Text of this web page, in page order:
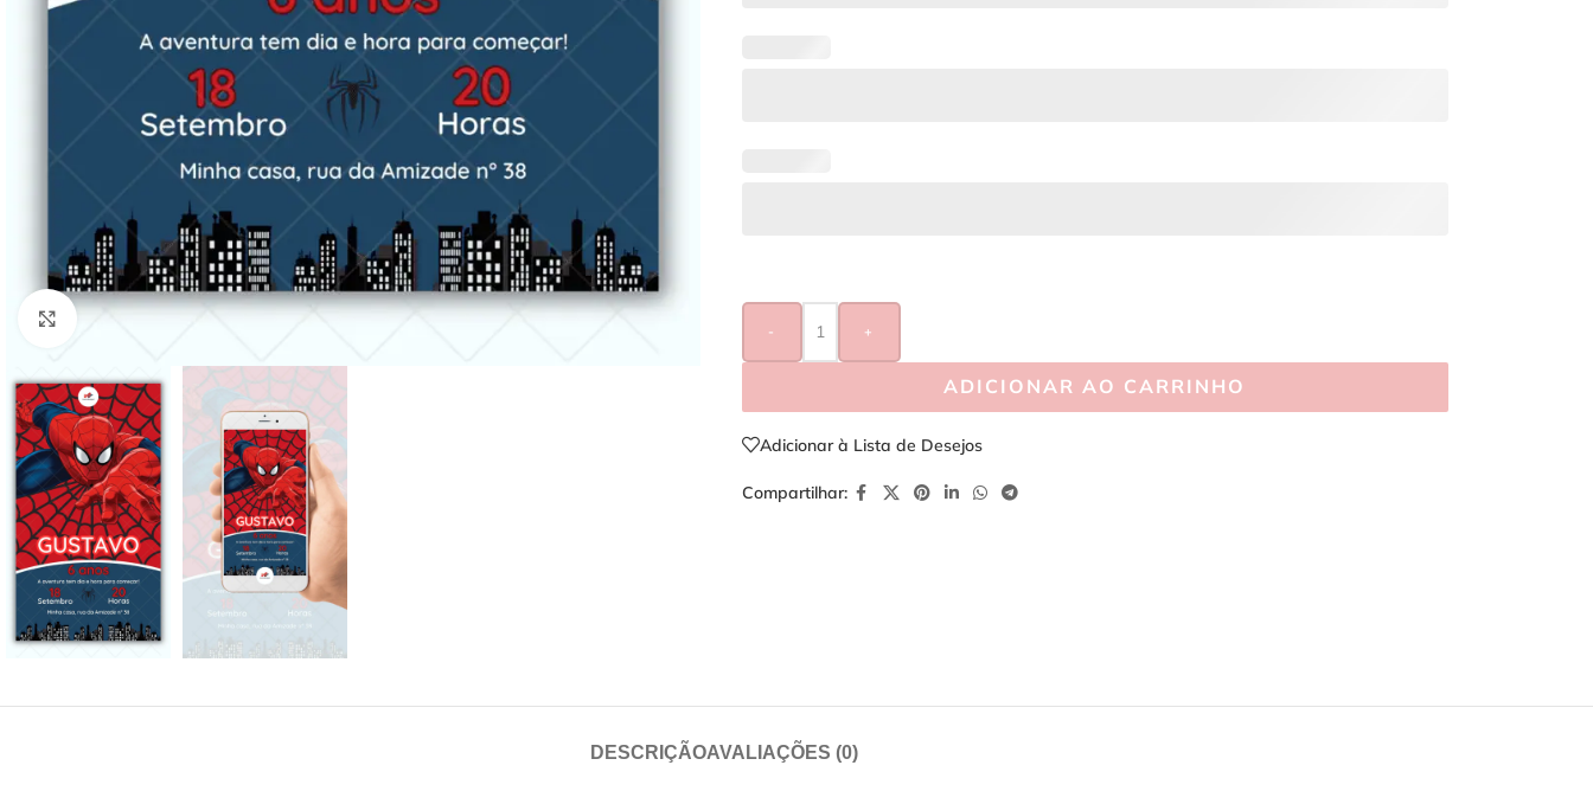
Clique para ampliar
- +
ADICIONAR AO CARRINHO
Adicionar à Lista de Desejos
Compartilhar:
DESCRIÇÃOAVALIAÇÕES (0)